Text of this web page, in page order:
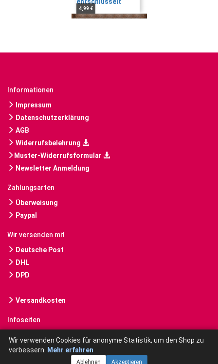
4,99 €
Informationen
Impressum
Datenschutzerklärung
AGB
Widerrufsbelehrung
Muster-Widerrufsformular
Newsletter Anmeldung
Zahlungsarten
Überweisung
Paypal
Wir versenden mit
Deutsche Post
DHL
DPD
Versandkosten
Infoseiten
Wir verwenden Cookies für anonyme Statistik, um den Shop zu
verbessern.
Mehr erfahren
Ablehnen Akzeptieren